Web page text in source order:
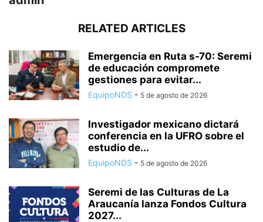
RELATED ARTICLES
Emergencia en Ruta s-70: Seremi
de educación compromete
gestiones para evitar...
EquipoNDS - 5 de agosto de 2026
Investigador mexicano dictará
conferencia en la UFRO sobre el
estudio de...
EquipoNDS - 5 de agosto de 2026
Seremi de las Culturas de La
Araucanía lanza Fondos Cultura
2027...